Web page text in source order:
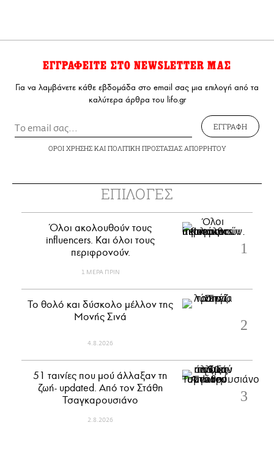
ΕΓΓΡΑΦΕΙΤΕ ΣΤΟ NEWSLETTER ΜΑΣ
Για να λαμβάνετε κάθε εβδομάδα στο email σας μια επιλογή από τα
καλύτερα άρθρα του lifo.gr
ΕΓΓΡΑΦΗ
ΟΡΟΙ ΧΡΗΣΗΣΚΑΙ ΠΟΛΙΤΙΚΗ ΠΡΟΣΤΑΣΙΑΣ ΑΠΟΡΡΗΤΟΥ
ΕΠΙΛΟΓΕΣ
Όλοι ακολουθούν τους
influencers. Και όλοι τους
περιφρονούν.
1 ΜΕΡΑ ΠΡΙΝ
Το θολό και δύσκολο μέλλον της
Μονής Σινά
4.8.2026
51 ταινίες που μού άλλαξαν τη
ζωή- updated. Aπό τον Στάθη
Τσαγκαρουσιάνο
2.8.2026